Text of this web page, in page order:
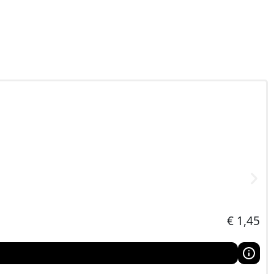
eigen DIY‑set samen, Snelle verzending in Nederland en
€ 1,45